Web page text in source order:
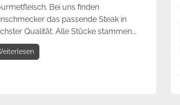
Bei uns finden
das passende Steak in
Qualität. Alle Stücke stammen...